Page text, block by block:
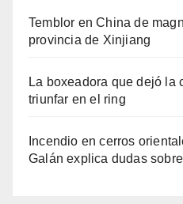
Temblor en China de
provincia de Xinjiang
La boxeadora que dejó la
triunfar en el ring​
Incendio en cerros
Galán explica dudas